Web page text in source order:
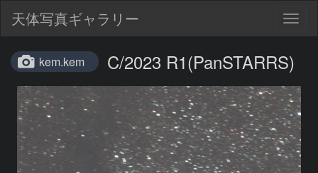
天体写真ギャラリー
kem.kem C/2023 R1(PanSTARRS)